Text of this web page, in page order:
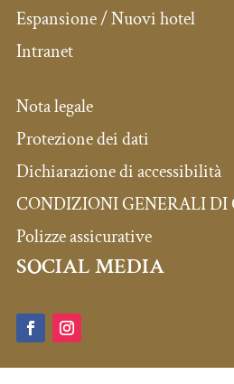
Espansione / Nuovi hotel
Intranet
Nota legale
Protezione dei dati
Dichiarazione di accessibilità
CONDIZIONI GENERALI
Polizze assicurative
SOCIAL MEDIA